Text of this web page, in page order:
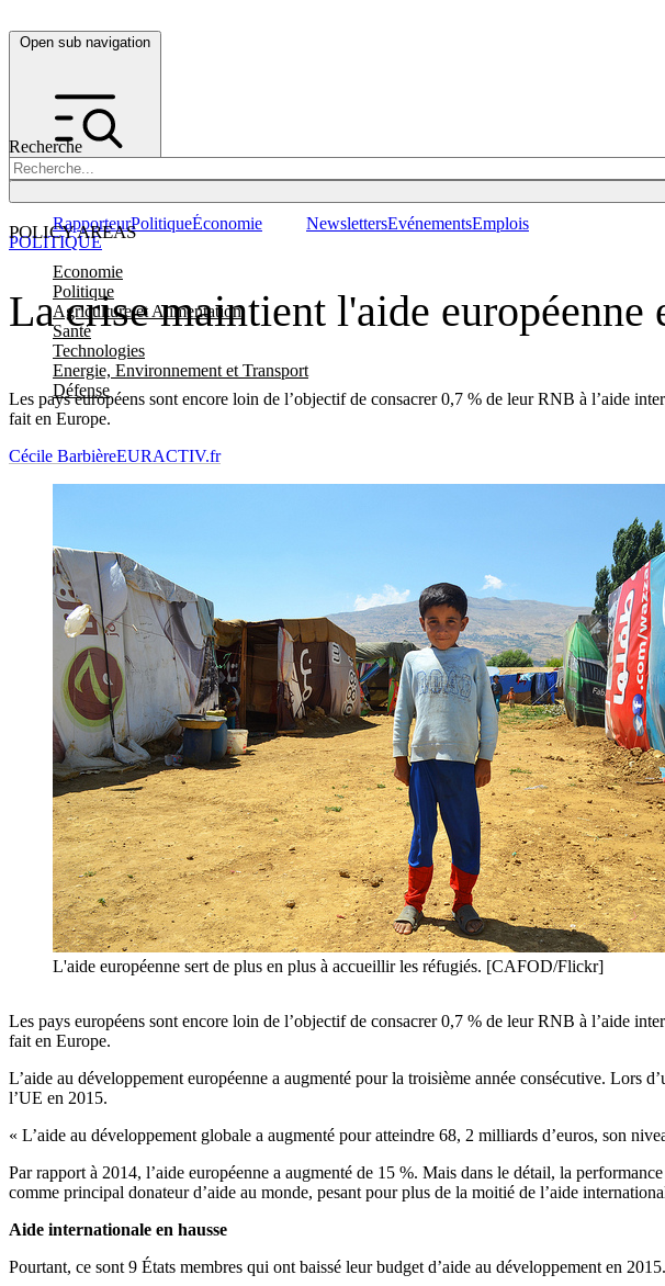
Open sub navigation
Recherche
POLICY AREAS
Economie
Politique
Agriculture et Alimentation
Santé
Technologies
Energie, Environnement et Transport
Défense
RapporteurPolitiqueÉconomie NewslettersEvénementsEmplois
La crise maintient l'aide européenne
Les pays européens sont encore loin de l’objectif de consacrer 0,7 % de leur RNB à l’aide
fait en Europe.
POLITIQUE
Cécile BarbièreEURACTIV.fr
L'aide européenne sert de plus en plus à accueillir les réfugiés. [CAFOD/Flickr]
Les pays européens sont encore loin de l’objectif de consacrer 0,7 % de leur RNB à l’aide
fait en Europe.
L’aide au développement européenne a augmenté pour la troisième année consécutive. Lors
l’UE en 2015.
« L’aide au développement globale a augmenté pour atteindre 68, 2 milliards d’euros, son
Par rapport à 2014, l’aide européenne a augmenté de 15 %. Mais dans le détail, la
comme principal donateur d’aide au monde, pesant pour plus de la moitié de l’aide
Aide internationale en hausse
Pourtant, ce sont 9 États membres qui ont baissé leur budget d’aide au développement en